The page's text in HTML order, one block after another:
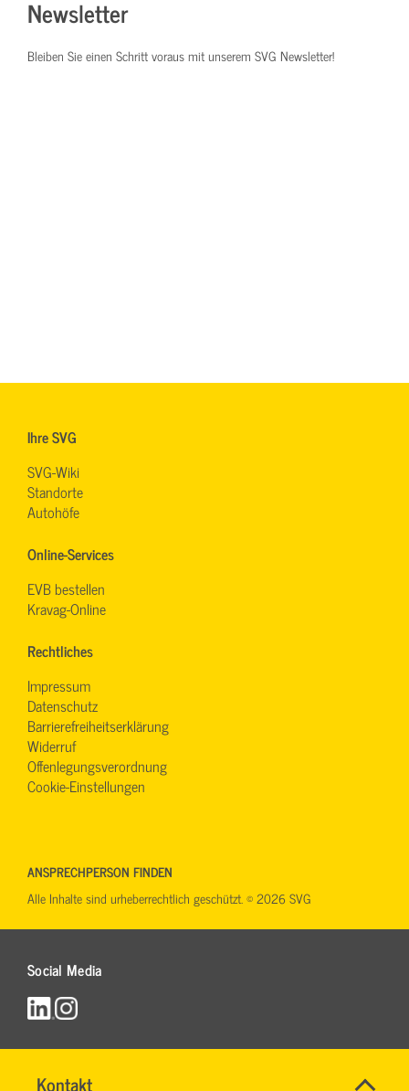
Kontakt
Name*
Newsletter
Bleiben Sie einen Schritt voraus mit unserem SVG Newsletter!
Ihre SVG
SVG-Wiki
Standorte
Autohöfe
Online-Services
EVB bestellen
Kravag-Online
Rechtliches
Impressum
Datenschutz
Barrierefreiheitserklärung
Widerruf
Offenlegungsverordnung
Cookie-Einstellungen
Social Media
ANSPRECHPERSON FINDEN
Alle Inhalte sind urheberrechtlich geschützt. © 2026 SVG